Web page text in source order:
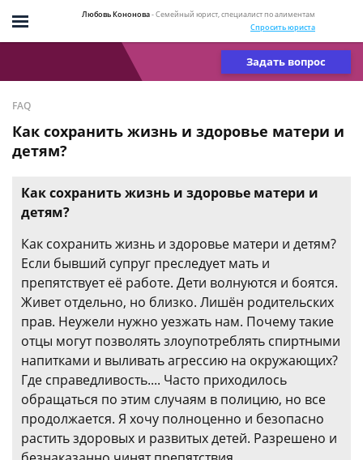
Любовь Кононова- Семейный юрист, специалист по алиментам
Спросить юриста
Задать вопрос
FAQ
Как сохранить жизнь и здоровье матери и
детям?
Как сохранить жизнь и здоровье матери и
детям?
Как сохранить жизнь и здоровье матери и детям?
Если бывший супруг преследует мать и
препятствует её работе. Дети волнуются и боятся.
Живет отдельно, но близко. Лишён родительских
прав. Неужели нужно уезжать нам. Почему такие
отцы могут позволять злоупотреблять спиртными
напитками и выливать агрессию на окружающих?
Где справедливость.... Часто приходилось
обращаться по этим случаям в полицию, но все
продолжается. Я хочу полноценно и безопасно
растить здоровых и развитых детей. Разрешено и